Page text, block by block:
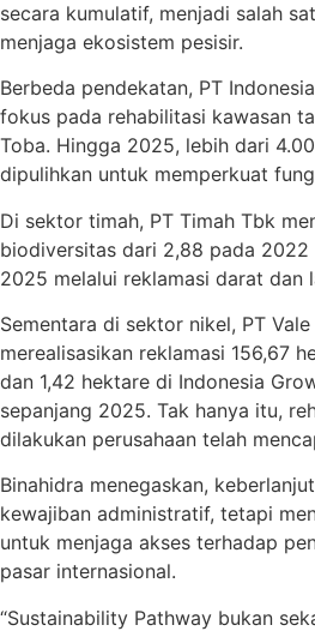
secara kumulatif, menjadi salah
menjaga ekosistem pesisir.
Berbeda pendekatan, PT
fokus pada rehabilitasi kawasan
Toba. Hingga 2025, lebih dari
dipulihkan untuk memperkuat
Di sektor timah, PT Timah Tbk
biodiversitas dari 2,88 pada 2022
2025 melalui reklamasi darat dan
Sementara di sektor nikel, PT
merealisasikan reklamasi 156,67
dan 1,42 hektare di Indonesia
sepanjang 2025. Tak hanya itu,
dilakukan perusahaan telah
Binahidra menegaskan,
kewajiban administratif, tetapi
untuk menjaga akses terhadap
pasar internasional.
“Sustainability Pathway bukan